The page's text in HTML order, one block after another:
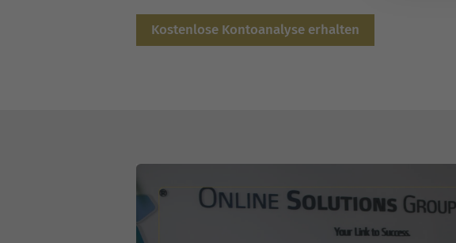
Kostenlose Kontoanalyse erhalten